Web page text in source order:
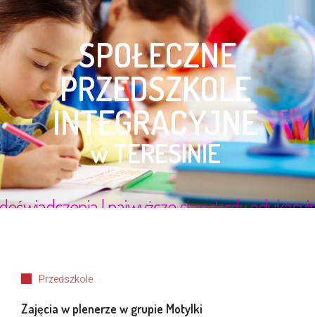
Przedszkole
Zajęcia w plenerze w grupie Motylki